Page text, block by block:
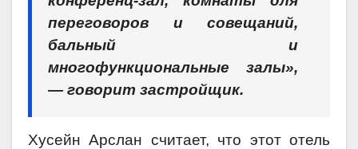
переговоров и совещаний,
бальный и
многофункциональные залы»,
— говорит застройщик.
Хусейн Арслан считает, что этот отель